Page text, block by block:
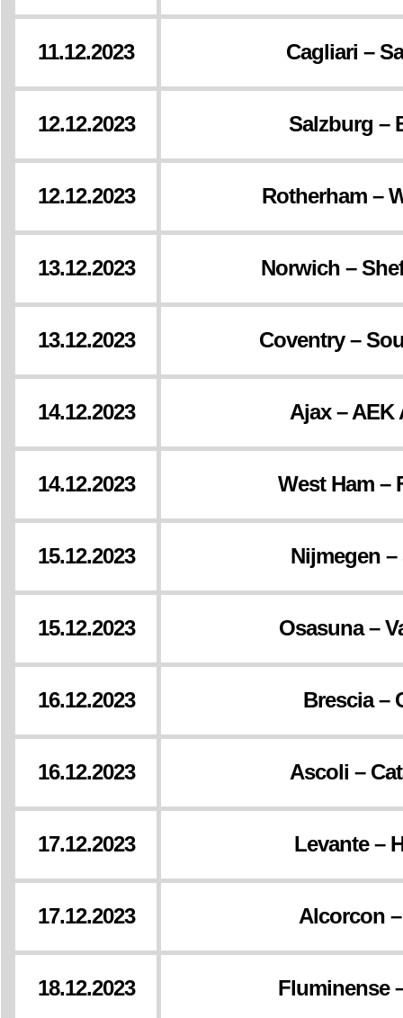
11.12.2023 Cagliari –
12.12.2023 Salzburg –
12.12.2023 Rotherham –
13.12.2023 Norwich –
13.12.2023 Coventry –
14.12.2023 Ajax – AEK
14.12.2023 West Ham –
15.12.2023 Nijmegen
15.12.2023 Osasuna –
16.12.2023 Brescia –
16.12.2023 Ascoli –
17.12.2023 Levante –
17.12.2023 Alcorcon
18.12.2023 Fluminense